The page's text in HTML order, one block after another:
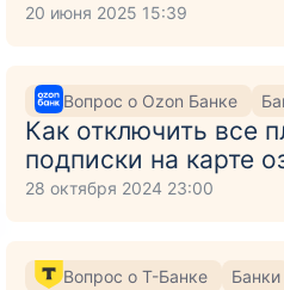
20 июня 2025 15:39
Вопрос о Ozon Банке
Как отключить все
подписки на карте
28 октября 2024 23:00
Вопрос о Т-Банке Банки